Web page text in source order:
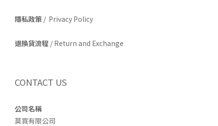
隱私政策 / Privacy Policy
退換貨流程 / Return and Exchange
CONTACT US
公司名稱
莫買有限公司